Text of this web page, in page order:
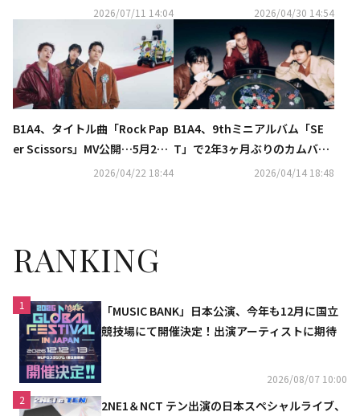
レッドカーペットに登場
2026/07/11 14:04 ル「あの日々」記者懇談会に出
2026/04/30 14:54
B1A4、タイトル曲「Rock Pap
er Scissors」MV公開…5月2日
に韓国で野外コンサートも開催
2026/04/22 18:44
B1A4、9thミニアルバム「SE
T」で2年3ヶ月ぶりのカムバッ
ク！独立後初のアルバムに期待
2026/04/14 18:48
RANKING
1
「MUSIC BANK」日本公演、今年も12月に国立
競技場にて開催決定！出演アーティストに期待
2026/08/07 10:00
2
2NE1＆NCT テン出演の日本スペシャルライブ、